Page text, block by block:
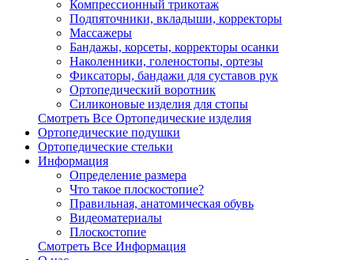
Компрессионный трикотаж
Подпяточники, вкладыши, корректоры
Массажеры
Бандажы, корсеты, корректоры осанки
Наколенники, голеностопы, ортезы
Фиксаторы, бандажи для суставов рук
Ортопедический воротник
Силиконовые изделия для стопы
Смотреть Все Ортопедические изделия
Ортопедические подушки
Ортопедические стельки
Информация
Определение размера
Что такое плоскостопие?
Правильная, анатомическая обувь
Видеоматериалы
Плоскостопие
Смотреть Все Информация